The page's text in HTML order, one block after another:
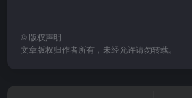
© 版权声明
文章版权归作者所有，未经允许请勿转载。